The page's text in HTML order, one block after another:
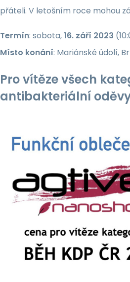
přáteli. V letošním roce mohou
Termín: sobota,16. září 2023
Místo konání: Mariánské údolí,
Pro vítěze všech
antibakteriální